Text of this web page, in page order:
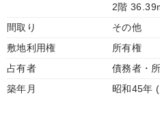
2階
間取り
その他
敷地利用権
所有権
占有者
債務者・
築年月
昭和45年